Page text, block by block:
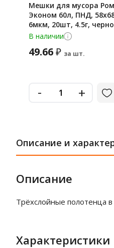
Мешки для мусора
Эконом 60л, ПНД,
6мкм, 20шт, 4.5г,
цвета, в рулоне
В наличии
49.66₽ за шт.
- +
Описание и
Описание
Трёхслойные полотенца
Характеристики